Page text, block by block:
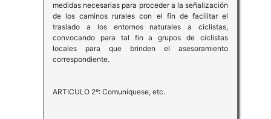
medidas necesarias para proceder a la señalización
de los caminos rurales con el fin de facilitar el
traslado a los entornos naturales a ciclistas,
convocando para tal fin a grupos de ciclistas
locales para que brinden el asesoramiento
correspondiente.
ARTICULO 2º: Comuníquese, etc.